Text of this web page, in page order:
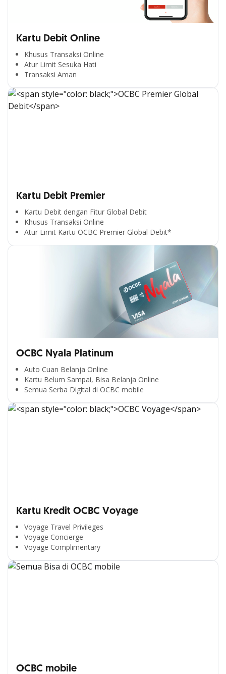
Kartu Debit Online
Khusus Transaksi Online
Atur Limit Sesuka Hati
Transaksi Aman
Kartu Debit Premier
Kartu Debit dengan Fitur Global Debit
Khusus Transaksi Online
Atur Limit Kartu OCBC Premier Global Debit*
OCBC Nyala Platinum
Auto Cuan Belanja Online
Kartu Belum Sampai, Bisa Belanja Online
Semua Serba Digital di OCBC mobile
Kartu Kredit OCBC Voyage
Voyage Travel Privileges
Voyage Concierge
Voyage Complimentary
OCBC mobile